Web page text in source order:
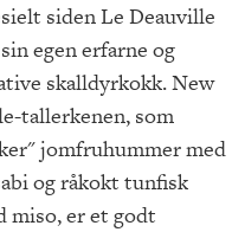
siden Le Deauville
egen erfarne og
skalldyrkokk. New
tallerkenen, som
jomfruhummer med
og råkokt tunfisk
miso, er et godt